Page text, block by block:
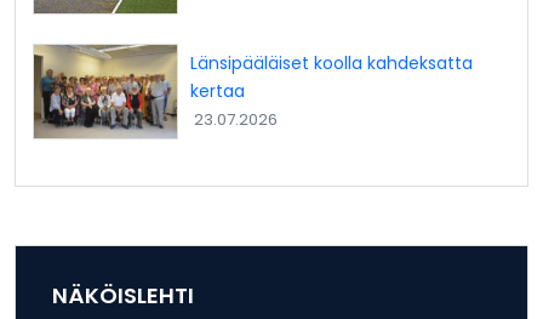
Länsipääläiset koolla kahdeksatta
kertaa
23.07.2026
NÄKÖISLEHTI